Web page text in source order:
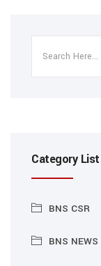
Category List
BNS CSR
BNS NEWS